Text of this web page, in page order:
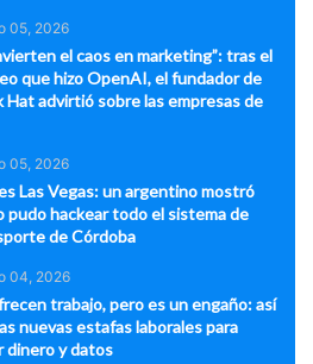
05, 2026
el caos en marketing”: tras el
que hizo OpenAI, el fundador de
Hat advirtió sobre las empresas de
05, 2026
Las Vegas: un argentino mostró
pudo hackear todo el sistema de
de Córdoba
04, 2026
trabajo, pero es un engaño: así
nuevas estafas laborales para
dinero y datos